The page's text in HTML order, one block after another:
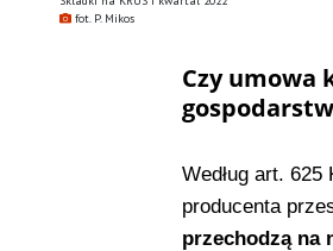
fot. P. Mikos
Czy umowa
Według art.
producenta
przechodzą na